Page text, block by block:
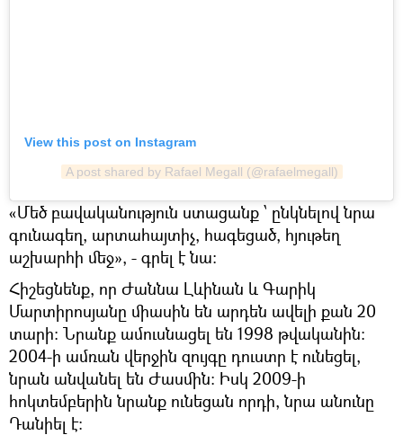
View this post on Instagram
A post shared by Rafael Megall (@rafaelmegall)
«Մեծ բավականություն ստացանք ՝ ընկնելով նրա
գունագեղ, արտահայտիչ, հագեցած, հյութեղ
աշխարհի մեջ», - գրել է նա:
Հիշեցնենք, որ Ժաննա Լևինան և Գարիկ
Մարտիրոսյանը միասին են արդեն ավելի քան 20
տարի։ Նրանք ամուսնացել են 1998 թվականին։
2004-ի ամռան վերջին զույգը դուստր է ունեցել,
նրան անվանել են Ժասմին: Իսկ 2009-ի
հոկտեմբերին նրանք ունեցան որդի, նրա անունը
Դանիել է: